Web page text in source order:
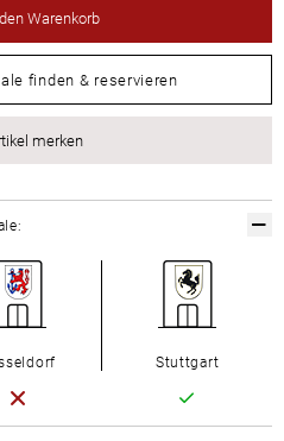
Warenkorb
finden & reservieren
merken
Stuttgart